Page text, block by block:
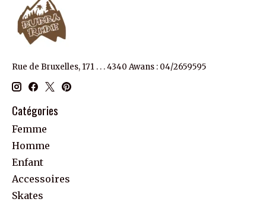
Rue de Bruxelles, 171 . . . 4340 Awans : 04/2659595
Catégories
Femme
Homme
Enfant
Accessoires
Skates